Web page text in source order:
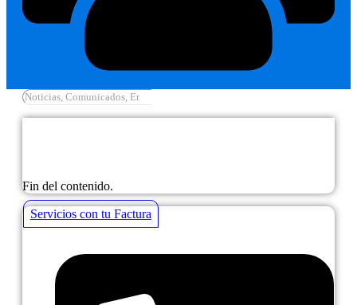
Fin del contenido.
Servicios con tu Factura